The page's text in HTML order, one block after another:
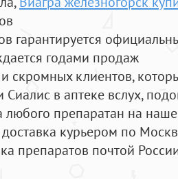
гарантируется
годами продаж
скромных клиентов,
Сиалис в аптеке вслух,
любого препаратан на
курьером по
препаратов почтой